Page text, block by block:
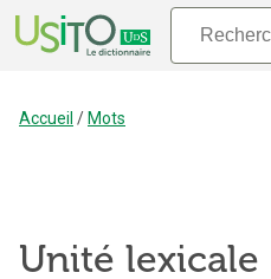
Accueil / Mots
Unité lexicale